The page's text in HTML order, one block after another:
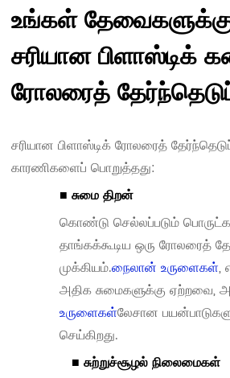
உங்கள்
சரியான பிளாஸ்டிக்
ரோலரைத்
சரியான பிளாஸ்டிக் ரோலரைத்
காரணிகளைப் பொறுத்தது:
■ சுமை திறன்
கொண்டு செல்லப்படும்
தாங்கக்கூடிய ஒரு ரோலரைத்
முக்கியம்.நைலான் உருளைகள்,
அதிக சுமைகளுக்கு ஏற்றவை,
உருளைகள்லேசான
செய்கிறது.
■ சுற்றுச்சூழல் நிலைமைகள்